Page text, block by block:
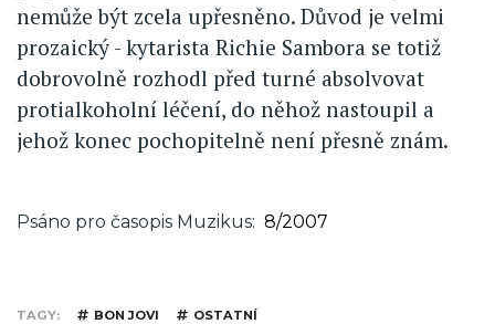
nemůže být zcela upřesněno. Důvod je velmi
prozaický - kytarista Richie Sambora se totiž
dobrovolně rozhodl před turné absolvovat
protialkoholní léčení, do něhož nastoupil a
jehož konec pochopitelně není přesně znám.
Psáno pro časopis Muzikus 8/2007
TAGY BON JOVI OSTATNÍ